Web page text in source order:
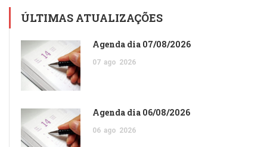
ÚLTIMAS ATUALIZAÇÕES
Agenda dia 07/08/2026
07 ago 2026
Agenda dia 06/08/2026
06 ago 2026